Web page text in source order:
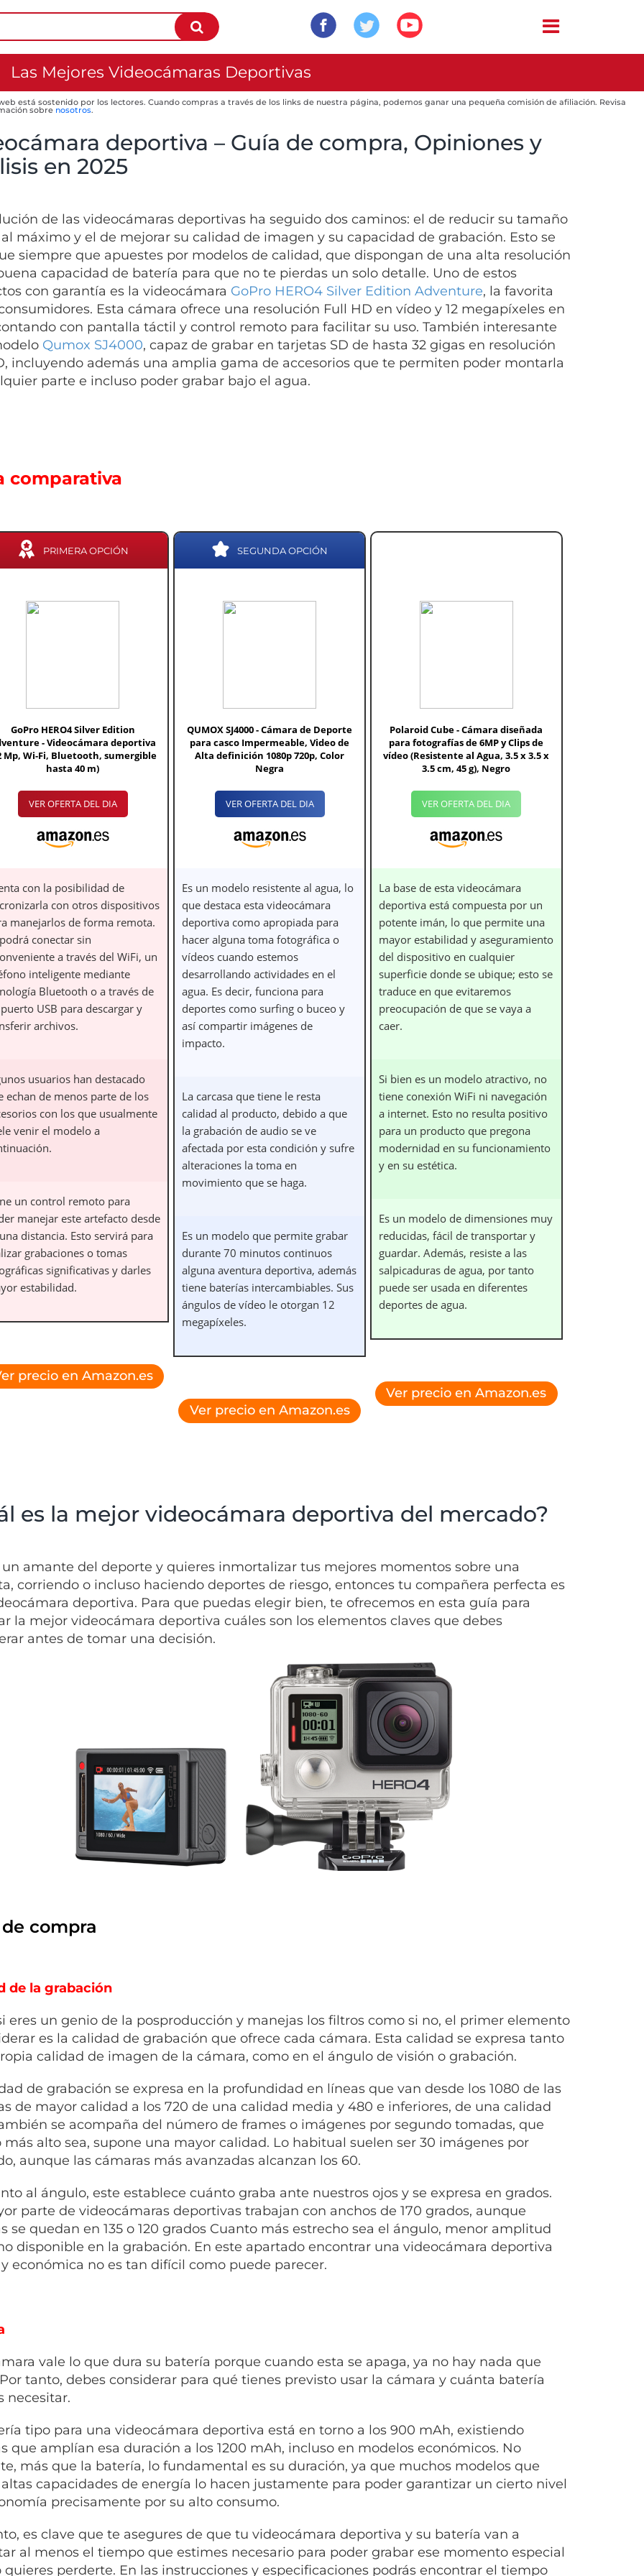
Las Mejores Videocámaras Deportivas
está sostenido por los lectores. Cuando compras a través de los links de nuestra página, podemos ganar una pequeña comisión de afiliación. Revisa
sobre nosotros.
deportiva – Guía de compra, Opiniones y
en 2025
de las videocámaras deportivas ha seguido dos caminos: el de reducir su tamaño
máximo y el de mejorar su calidad de imagen y su capacidad de grabación. Esto se
siempre que apuestes por modelos de calidad, que dispongan de una alta resolución
capacidad de batería para que no te pierdas un solo detalle. Uno de estos
con garantía es la videocámara GoPro HERO4 Silver Edition Adventure, la favorita
Esta cámara ofrece una resolución Full HD en vídeo y 12 megapíxeles en
con pantalla táctil y control remoto para facilitar su uso. También interesante
Qumox SJ4000, capaz de grabar en tarjetas SD de hasta 32 gigas en resolución
incluyendo además una amplia gama de accesorios que te permiten poder montarla
parte e incluso poder grabar bajo el agua.
comparativa
PRIMERA OPCIÓN
GoPro HERO4 Silver Edition
- Videocámara deportiva
Mp, Wi-Fi, Bluetooth, sumergible
hasta 40 m)
VER OFERTA DEL DIA
con la posibilidad de
con otros dispositivos
manejarlos de forma remota.
conectar sin
a través del WiFi, un
inteligente mediante
Bluetooth o a través de
USB para descargar y
archivos.
usuarios han destacado
echan de menos parte de los
con los que usualmente
venir el modelo a
un control remoto para
manejar este artefacto desde
distancia. Esto servirá para
grabaciones o tomas
significativas y darles
estabilidad.
precio en Amazon.es
SEGUNDA OPCIÓN
QUMOX SJ4000 - Cámara de Deporte
para casco Impermeable, Video de
Alta definición 1080p 720p, Color
Negra
VER OFERTA DEL DIA
Es un modelo resistente al agua, lo
que destaca esta videocámara
deportiva como apropiada para
hacer alguna toma fotográfica o
vídeos cuando estemos
desarrollando actividades en el
agua. Es decir, funciona para
deportes como surfing o buceo y
así compartir imágenes de
impacto.
La carcasa que tiene le resta
calidad al producto, debido a que
la grabación de audio se ve
afectada por esta condición y sufre
alteraciones la toma en
movimiento que se haga.
Es un modelo que permite grabar
durante 70 minutos continuos
alguna aventura deportiva, además
tiene baterías intercambiables. Sus
ángulos de vídeo le otorgan 12
megapíxeles.
Ver precio en Amazon.es
Polaroid Cube - Cámara diseñada
para fotografías de 6MP y Clips de
vídeo (Resistente al Agua, 3.5 x 3.5 x
3.5 cm, 45 g), Negro
VER OFERTA DEL DIA
La base de esta videocámara
deportiva está compuesta por un
potente imán, lo que permite una
mayor estabilidad y aseguramiento
del dispositivo en cualquier
superficie donde se ubique; esto se
traduce en que evitaremos
preocupación de que se vaya a
caer.
Si bien es un modelo atractivo, no
tiene conexión WiFi ni navegación
a internet. Esto no resulta positivo
para un producto que pregona
modernidad en su funcionamiento
y en su estética.
Es un modelo de dimensiones muy
reducidas, fácil de transportar y
guardar. Además, resiste a las
salpicaduras de agua, por tanto
puede ser usada en diferentes
deportes de agua.
Ver precio en Amazon.es
es la mejor videocámara deportiva del mercado?
un amante del deporte y quieres inmortalizar tus mejores momentos sobre una
corriendo o incluso haciendo deportes de riesgo, entonces tu compañera perfecta es
deportiva. Para que puedas elegir bien, te ofrecemos en esta guía para
la mejor videocámara deportiva cuáles son los elementos claves que debes
antes de tomar una decisión.
compra
de la grabación
eres un genio de la posproducción y manejas los filtros como si no, el primer elemento
es la calidad de grabación que ofrece cada cámara. Esta calidad se expresa tanto
calidad de imagen de la cámara, como en el ángulo de visión o grabación.
de grabación se expresa en la profundidad en líneas que van desde los 1080 de las
de mayor calidad a los 720 de una calidad media y 480 e inferiores, de una calidad
se acompaña del número de frames o imágenes por segundo tomadas, que
más alto sea, supone una mayor calidad. Lo habitual suelen ser 30 imágenes por
aunque las cámaras más avanzadas alcanzan los 60.
al ángulo, este establece cuánto graba ante nuestros ojos y se expresa en grados.
parte de videocámaras deportivas trabajan con anchos de 170 grados, aunque
se quedan en 135 o 120 grados Cuanto más estrecho sea el ángulo, menor amplitud
disponible en la grabación. En este apartado encontrar una videocámara deportiva
económica no es tan difícil como puede parecer.
vale lo que dura su batería porque cuando esta se apaga, ya no hay nada que
tanto, debes considerar para qué tienes previsto usar la cámara y cuánta batería
necesitar.
tipo para una videocámara deportiva está en torno a los 900 mAh, existiendo
que amplían esa duración a los 1200 mAh, incluso en modelos económicos. No
más que la batería, lo fundamental es su duración, ya que muchos modelos que
capacidades de energía lo hacen justamente para poder garantizar un cierto nivel
precisamente por su alto consumo.
es clave que te asegures de que tu videocámara deportiva y su batería van a
al menos el tiempo que estimes necesario para poder grabar ese momento especial
quieres perderte. En las instrucciones y especificaciones podrás encontrar el tiempo